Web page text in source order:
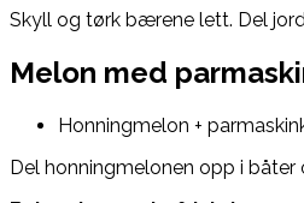
Skyll og tørk bærene lett. Del
Melon med
Honningmelon +
Del honningmelonen opp i båter